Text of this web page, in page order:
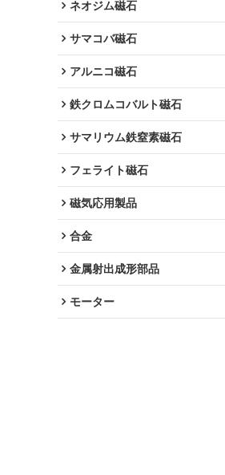
ネオジム磁石
サマコバ磁石
アルニコ磁石
鉄クロムコバルト磁石
サマリウム鉄窒素磁石
フェライト磁石
磁気応用製品
合金
金属射出成形部品
モーター